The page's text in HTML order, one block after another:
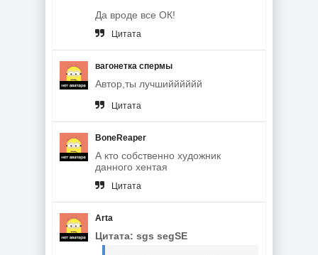
Да вроде все ОК!
Цитата
вагонетка спермы
Автор,ты лучшийййййй
Цитата
BoneReaper
А кто собственно художник
данного хентая
Цитата
Arta
Цитата: sgs segSE